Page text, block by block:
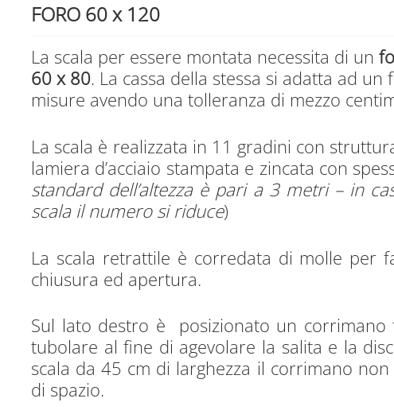
FORO 60 x 120
La scala per essere montata necessita di un
60 x 80. La cassa della stessa si adatta ad
misure avendo una tolleranza di mezzo
La scala è realizzata in 11 gradini con
lamiera d’acciaio stampata e zincata con
standard dell’altezza è pari a 3 metri – in
scala il numero si riduce)
La scala retrattile è corredata di molle per
chiusura ed apertura.
Sul lato destro è posizionato un corrimano
tubolare al fine di agevolare la salita e la
scala da 45 cm di larghezza il corrimano
di spazio.